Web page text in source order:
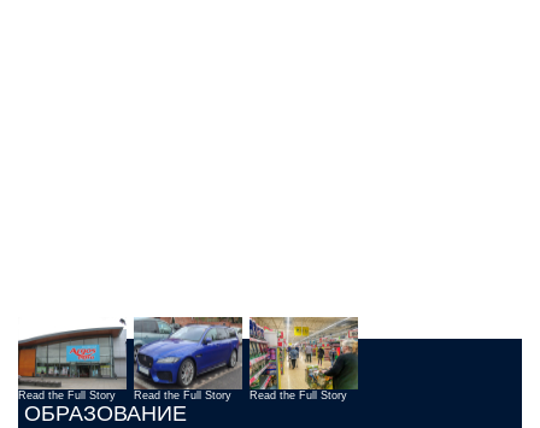
Read the Full Story Read the Full Story Read the Full Story
ОБРАЗОВАНИЕ